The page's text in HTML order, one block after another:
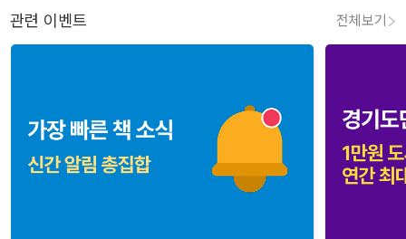
관련 이벤트 전체보기